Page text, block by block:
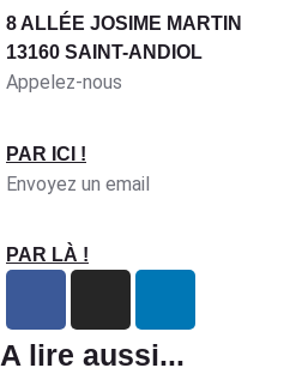
8 ALLÉE JOSIME MARTIN
13160 SAINT-ANDIOL
Appelez-nous
PAR ICI !
Envoyez un email
PAR LÀ !
A lire aussi...